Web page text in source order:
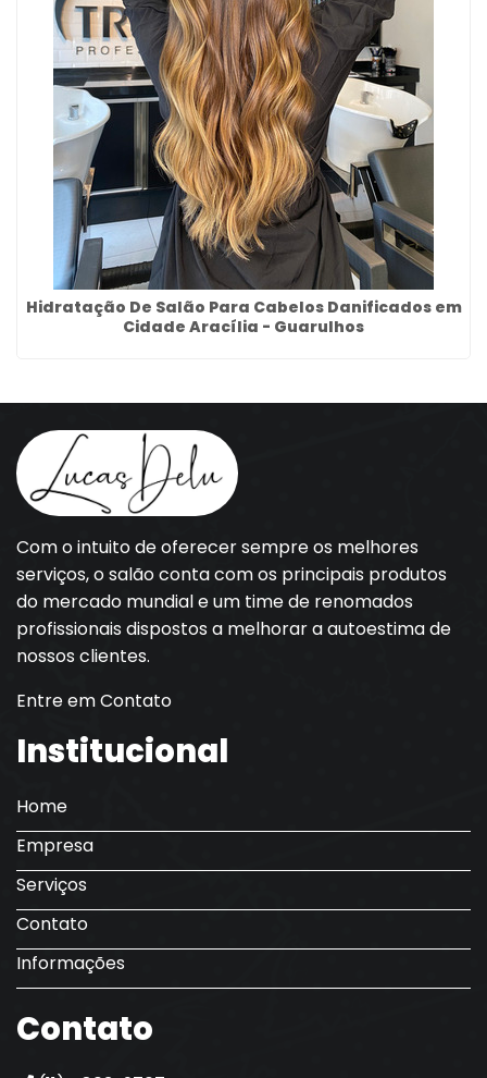
Hidratação De Salão Para Cabelos Danificados em
Cidade Aracília - Guarulhos
Com o intuito de oferecer sempre os melhores
serviços, o salão conta com os principais produtos
do mercado mundial e um time de renomados
profissionais dispostos a melhorar a autoestima de
nossos clientes.
Entre em Contato
Institucional
Home
Empresa
Serviços
Contato
Informações
Contato